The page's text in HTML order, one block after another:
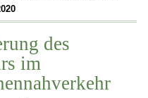
des
im